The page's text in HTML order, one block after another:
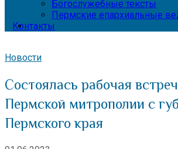
Богослужебные тексты
Пермские епархиальные
Контакты
Новости
Состоялась рабочая
Пермской митрополии с
Пермского края